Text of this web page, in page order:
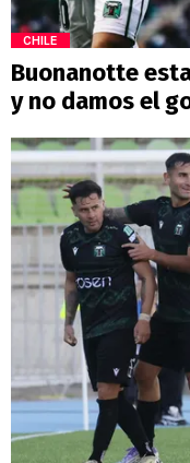
CHILE
Buonanotte
y no damos el